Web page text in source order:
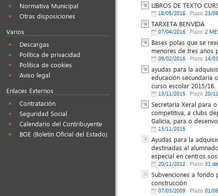
Normativa Municipal
Otras disposiciones
Varios
Descargas
Política de privacidad
Política de cookies
Aviso legal
Enlaces Externos
Contratación
Seguridad Social
Calendario del Contribuyente
BOE (Boletín Oficial del Estado)
LIBROS DE TEXTO
18/05/2016 Plazo: 23/
TARXETA BENVIDA
07/04/2016 Plazo: 2
Bases polas que se
menores de tres anos
09/02/2016 Plazo: 14/
ayudas para la
educación secundaria
curso escolar 2015/16.
13/11/2015 Plazo: 20/
Secretaría Xeral para
competitiva, a clubs
Galicia, para o
13/11/2015
Ayudas para la
destinadas al
especial en centros
20/11/2012 Plazo: 31
Subvenciones a fondo
construcción
07/03/2009 Plazo: 01/